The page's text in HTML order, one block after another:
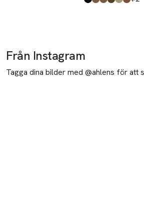
Produkten finns
Black,
Taupe,
Ash Brown,
Espresso,
Blonde,
Soft Brown,
Från Instagram
Tagga dina bilder med @ahlens för att